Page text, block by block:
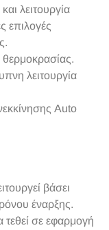
λειτουργία
επιλογές
λειτουργία
Auto
βάσει
έναρξης.
τεθεί σε εφαρμογή